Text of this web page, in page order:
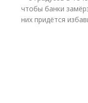
чтобы банки
них придётся